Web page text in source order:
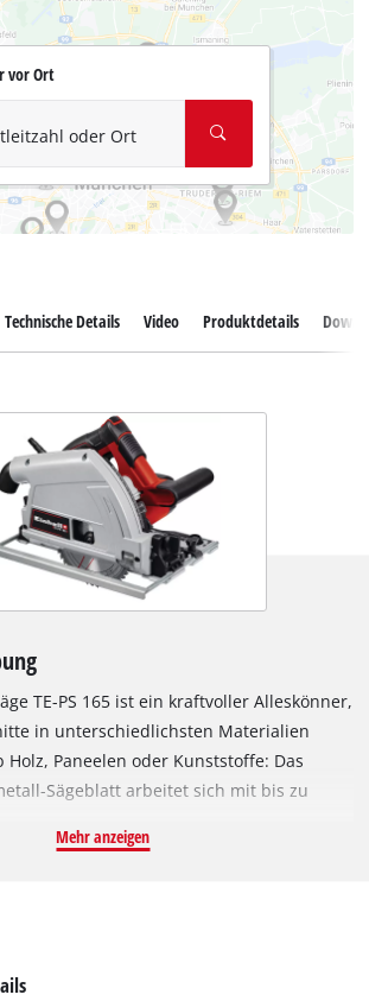
vor Ort
oder Ort
Technische Details Video Produktdetails
TE-PS 165 ist ein kraftvoller Alleskönner,
in unterschiedlichsten Materialien
Paneelen oder Kunststoffe: Das
Sägeblatt arbeitet sich mit bis zu
zu 56 mm (bei 90° ohne Schiene). Selbst
Mehr anzeigen